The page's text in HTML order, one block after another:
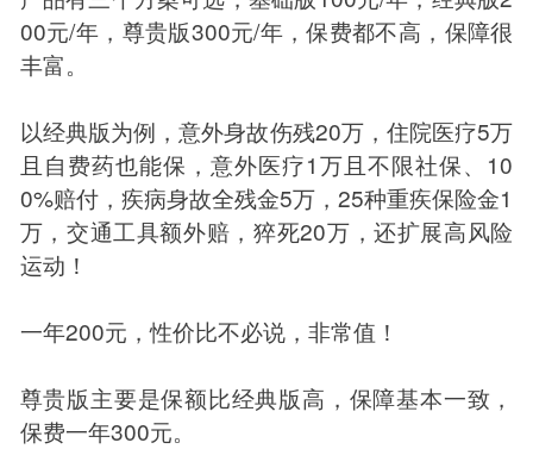
00元/年，尊贵版300元/年，保费都不高，保障很
丰富。
以经典版为例，意外身故伤残20万，住院医疗5万
且自费药也能保，意外医疗1万且不限社保、10
0%赔付，疾病身故全残金5万，25种重疾保险金1
万，交通工具额外赔，猝死20万，还扩展高风险
运动！
一年200元，性价比不必说，非常值！
尊贵版主要是保额比经典版高，保障基本一致，
保费一年300元。